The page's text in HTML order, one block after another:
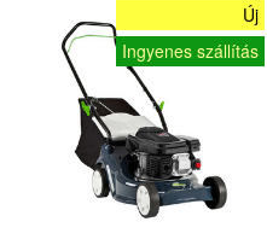
Új
Ingyenes szállítás